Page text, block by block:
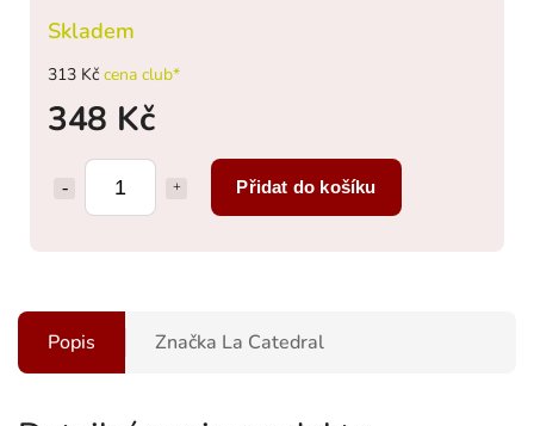
313 Kč cena club*
348 Kč
Přidat do košíku
Skladem
Popis Značka La Catedral